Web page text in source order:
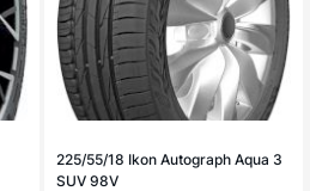
225/55/18 Ikon Autograph Aqua 3
SUV 98V